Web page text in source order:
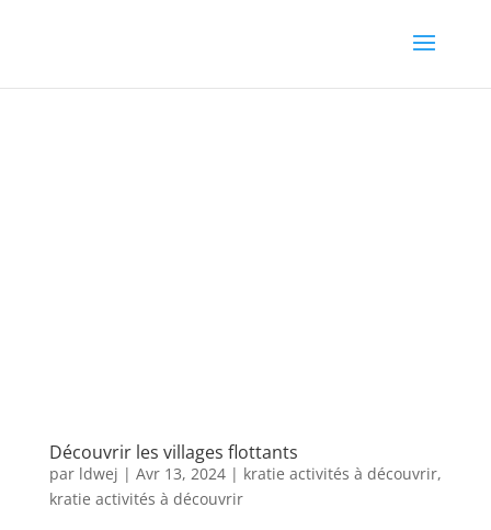
Découvrir les villages flottants
par ldwej | Avr 13, 2024| kratie activités à découvrir,
kratie activités à découvrir